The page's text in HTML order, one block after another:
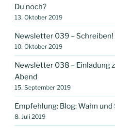
Du noch?
13. Oktober 2019
Newsletter 039 –
10. Oktober 2019
Newsletter 038 – Einladung
Abend
15. September 2019
Empfehlung: Blog: Wahn und
8. Juli 2019